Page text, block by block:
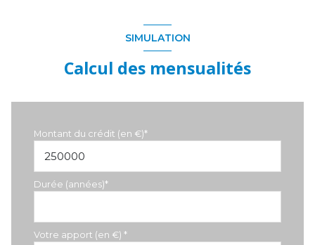
SIMULATION
Calcul des mensualités
Montant du crédit (en €)*
Durée (années)*
Votre apport (en €) *